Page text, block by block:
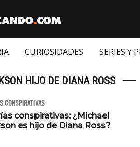
CURIOSIDADES SERIES Y
HIJO DE DIANA ROSS
CONSPIRATIVAS
conspirativas: ¿Michael
es hijo de Diana Ross?